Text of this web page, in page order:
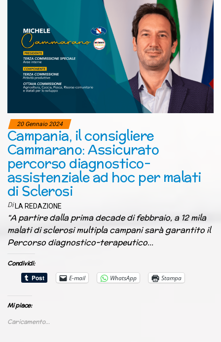
20 Gennaio 2024
Campania, il consigliere
Cammarano: Assicurato
percorso diagnostico-
assistenziale ad hoc per malati
di Sclerosi
Di LA REDAZIONE
“A partire dalla prima decade di febbraio, a 12 mila
malati di sclerosi multipla campani sarà garantito il
Percorso diagnostico-terapeutico…
Condividi:
E-mail
WhatsApp Stampa
Mi piace:
Caricamento...